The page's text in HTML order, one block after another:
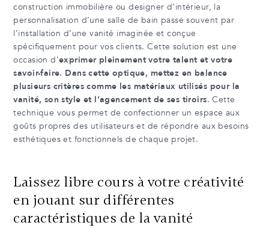
construction immobilière ou designer d’intérieur, la
personnalisation d’une salle de bain passe souvent par
l’installation d’une vanité imaginée et conçue
spécifiquement pour vos clients. Cette solution est une
occasion d’exprimer pleinement votre talent et votre
savoir-faire. Dans cette optique, mettez en balance
plusieurs critères comme les matériaux utilisés pour la
vanité, son style et l’agencement de ses tiroirs. Cette
technique vous permet de confectionner un espace aux
goûts propres des utilisateurs et de répondre aux besoins
esthétiques et fonctionnels de chaque projet.
Laissez libre cours à votre créativité
en jouant sur différentes
caractéristiques de la vanité